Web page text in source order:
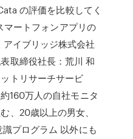
の評価を比較してく
マートフォンアプリの
イブリッジ株式会社
取締役社長：荒川 和
トリサーチサービ
160万人の自社モニタ
、20歳以上の男女、
プログラム 以外にも